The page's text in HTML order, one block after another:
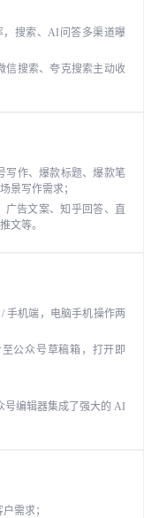
搜索、AI问答多渠道曝
信搜索、夸克搜索主动收
写作、爆款标题、爆款笔
景写作需求；
广告文案、知乎回答、直
文等。
手机端，电脑手机操作两
公众号草稿箱，打开即
号编辑器集成了强大的 AI
需求；